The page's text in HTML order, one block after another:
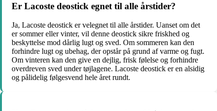
Er Lacoste deostick egnet til alle årstider?
Ja, Lacoste deostick er velegnet til alle årstider. Uanset om det
er sommer eller vinter, vil denne deostick sikre friskhed og
beskyttelse mod dårlig lugt og sved. Om sommeren kan den
forhindre lugt og ubehag, der opstår på grund af varme og fugt.
Om vinteren kan den give en dejlig, frisk følelse og forhindre
overdreven sved under tøjlagene. Lacoste deostick er en alsidig
og pålidelig følgesvend hele året rundt.